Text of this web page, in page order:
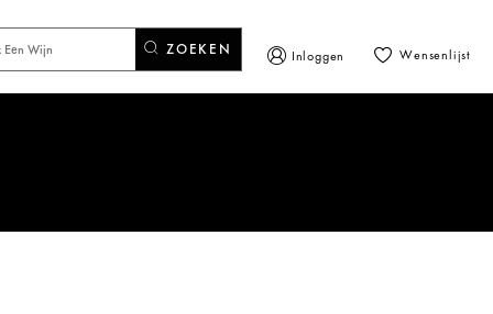
ZOEKEN Inloggen Wensenlijst